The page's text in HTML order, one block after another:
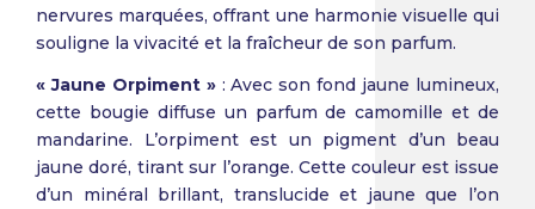
nervures marquées, offrant une harmonie visuelle qui
souligne la vivacité et la fraîcheur de son parfum.
« Jaune Orpiment »: Avec son fond jaune lumineux,
cette bougie diffuse un parfum de camomille et de
mandarine. L’orpiment est un pigment d’un beau
jaune doré, tirant sur l’orange. Cette couleur est issue
d’un minéral brillant, translucide et jaune que l’on